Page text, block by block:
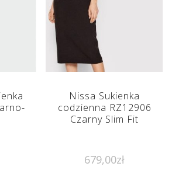
Nissa Sukienka
codzienna RZ12906
Czarny Slim Fit
679,00zł